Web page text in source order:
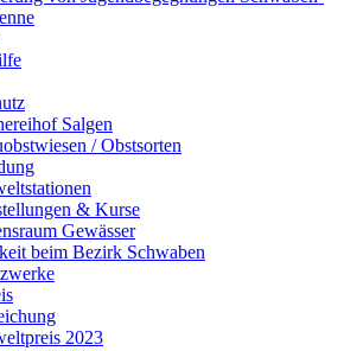
Salgen
/ Obstsorten
& Kurse
Gewässer
beim Bezirk Schwaben
2023